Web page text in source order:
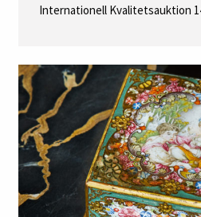
Internationell Kvalitetsauktion